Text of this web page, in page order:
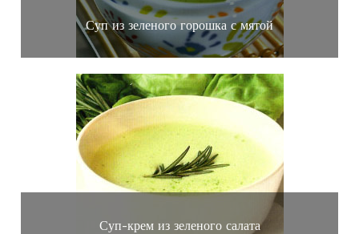
Суп из зеленого горошка с мятой
Суп-крем из зеленого салата